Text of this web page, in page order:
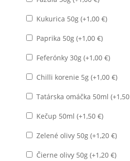
Kukurica 50g (+1,00 €)
Paprika 50g (+1,00 €)
Feferónky 30g (+1,00 €)
Chilli korenie 5g (+1,00 €)
Tatárska omáčka 50ml (+1,50
Kečup 50ml (+1,50 €)
Zelené olivy 50g (+1,20 €)
Čierne olivy 50g (+1,20 €)